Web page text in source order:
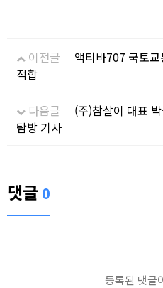
이전글
액티바707 국토
적합
다음글
(주)참살이 대표
탐방 기사
댓글 0
등록된 댓글